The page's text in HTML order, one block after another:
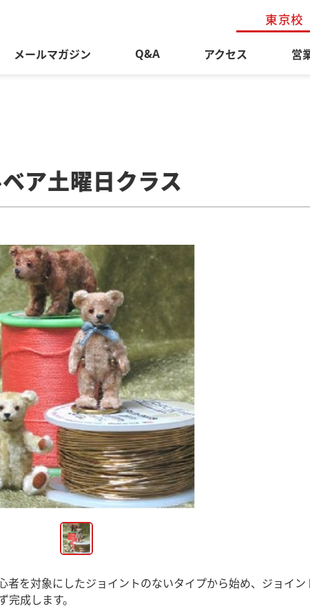
東京校
メールマガジン Q&A アクセス 営
ア土曜日クラス
を対象にしたジョイントのないタイプから始め、ジョイ
成します。